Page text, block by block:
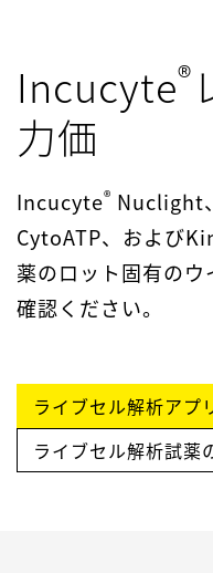
Incucyte®
力価
Incucyte® Nuclight
CytoATP、および
薬のロット固有の
確認ください。
ライブセル解析アプ
ライブセル解析試薬